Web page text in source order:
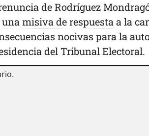
de Rodríguez
una misiva de respuesta a la
nocivas para la
del Tribunal Electoral.